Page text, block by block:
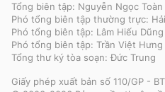
Tổng biên tập: Nguyễn Ngọc Toàn
Phó tổng biên tập thường trực:
Phó tổng biên tập: Lâm Hiếu Dũng
Phó tổng biên tập: Trần Việt Hưng
Tổng thư ký tòa soạn: Đức Trung
Giấy phép xuất bản số 110/GP -